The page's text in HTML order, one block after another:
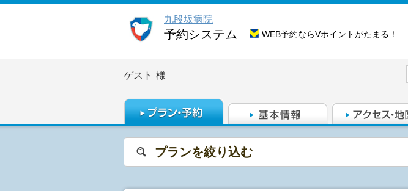
九段坂病院
予約システム WEB予約ならVポイントがたまる！
ゲスト 様
プランを絞り込む